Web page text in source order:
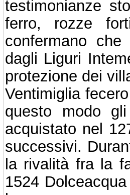
testimonianze
ferro, rozze
confermano
dagli Liguri
protezione dei
Ventimiglia
questo modo
acquistato nel
successivi.
la rivalità fra la
1524